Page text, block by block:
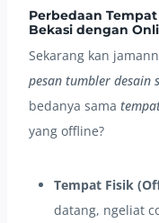
Perbedaan
Bekasi dengan
Sekarang kan
pesan tumbler desain
bedanya sama
yang offline?
Tempat Fisik
datang, ngeliat